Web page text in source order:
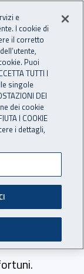
Apri cerca
di
del
e
sportello
Medico
e
I cookie di
il corretto
Puoi
TUTTI I
singole
DEI
dei cookie
I COOKIE
i dettagli,